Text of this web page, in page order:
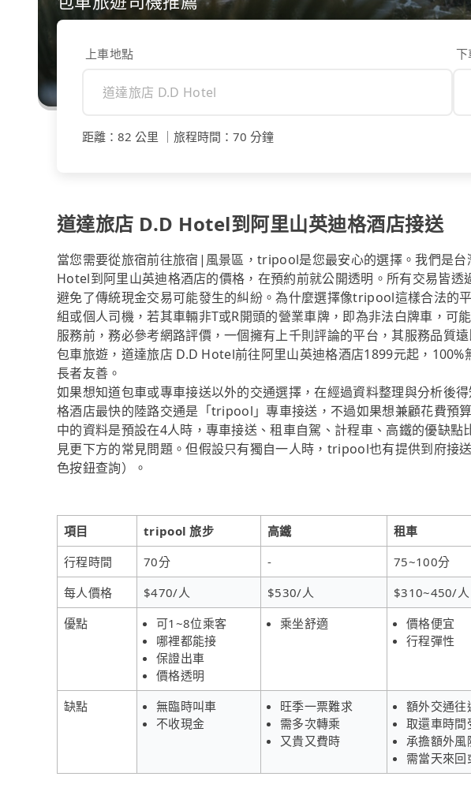
上車地點 下
距離 ： 82 公里 旅程時間 ： 70 分鐘
道達旅店 D.D Hotel到阿里山英迪格酒店接送
當您需要從旅宿前往旅宿|風景區，tripool是您最安心的選擇。我們是台
Hotel到阿里山英迪格酒店的價格，在預約前就公開透明。所有交易皆透
避免了傳統現金交易可能發生的糾紛。為什麼選擇像tripool這樣合法的
組或個人司機，若其車輛非T或R開頭的營業車牌，即為非法白牌車，可
服務前，務必參考網路評價，一個擁有上千則評論的平台，其服務品質
包車旅遊，道達旅店 D.D Hotel前往阿里山英迪格酒店1899元起，100%
長者友善。
如果想知道包車或專車接送以外的交通選擇，在經過資料整理與分析後
格酒店最快的陸路交通是「tripool」專車接送，不過如果想兼顧花費預
中的資料是預設在4人時，專車接送、租車自駕、計程車、高鐵的優缺
見更下方的常見問題。但假設只有獨自一人時，tripool也有提供到府接
色按鈕查詢）。
項目 tripool 旅步 高鐵 租車
行程時間
70分 - 75~100分
每人價格
$470/人 $530/人 $310~450/人
優點
可1~8位乘客
哪裡都能接
保證出車
價格透明
乘坐舒適
價格便宜
行程彈性
缺點
無臨時叫車
不收現金
旺季一票難求
需多次轉乘
又貴又費時
額外交通往
取還車時間
承擔額外風
需當天來回